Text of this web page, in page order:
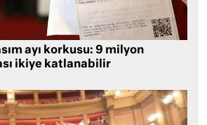
ayı korkusu: 9 milyon
ikiye katlanabilir